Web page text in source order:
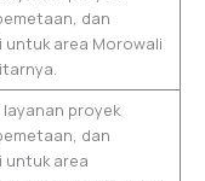
dan
untuk area Morowali
layanan proyek
dan
untuk area